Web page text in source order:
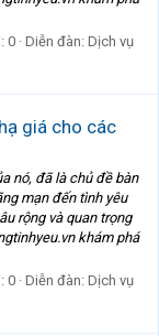
0 Diễn đàn: Dịch vụ
giá cho các
nó, đã là chủ đề bàn
mạn đến tình yêu
rộng và quan trọng
khám phá
0 Diễn đàn: Dịch vụ